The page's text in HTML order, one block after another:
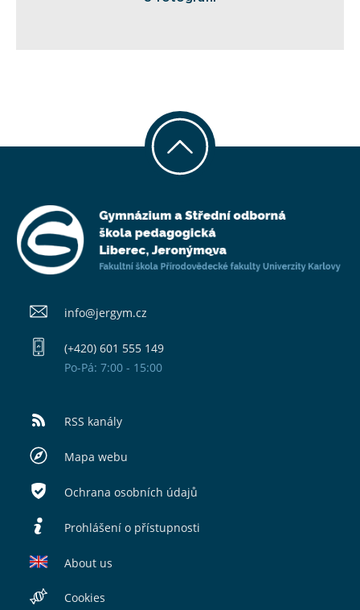
info@​jergym.cz
(+420) 601 555 149
Po-Pá: 7:00 - 15:00
RSS kanály
Mapa webu
Ochrana osobních údajů
Prohlášení o přístupnosti
About us
Cookies